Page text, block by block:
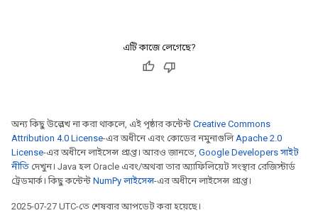
এটি কাজে লেগেছে?
অন্য কিছু উল্লেখ না করা থাকলে, এই পৃষ্ঠার কন্টেন্ট Creative Commons
Attribution 4.0 License-এর অধীনে এবং কোডের নমুনাগুলিApache 2.0
License-এর অধীনে লাইসেন্স প্রাপ্ত। আরও জানতে, Google Developers সাইট
নীতি দেখুন। Java হল Oracle এবং/অথবা তার অ্যাফিলিয়েট সংস্থার রেজিস্টার্ড
ট্রেডমার্ক। কিছু কন্টেন্ট NumPy লাইসেন্স-এর অধীনে লাইসেন্স প্রাপ্ত।
2025-07-27 UTC-তে শেষবার আপডেট করা হয়েছে।